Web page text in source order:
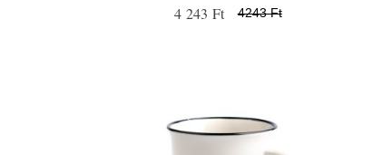
4 243 Ft 4243 Ft